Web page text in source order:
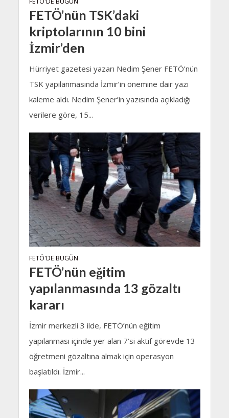
FETÖ’nün TSK’daki
kriptolarının 10 bini
İzmir’den
Hürriyet gazetesi yazarı Nedim Şener FETÖ’nün
TSK yapılanmasında İzmir’in önemine dair yazı
kaleme aldı. Nedim Şener’in yazısında açıkladığı
verilere göre, 15...
FETÖ'DE BUGÜN
FETÖ’nün eğitim
yapılanmasında 13 gözaltı
kararı
İzmir merkezli 3 ilde, FETÖ’nün eğitim
yapılanması içinde yer alan 7’si aktif görevde 13
öğretmeni gözaltına almak için operasyon
başlatıldı. İzmir...